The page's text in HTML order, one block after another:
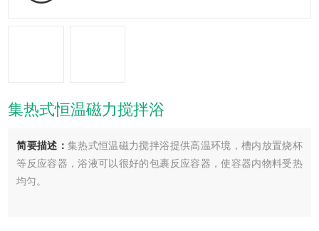
集热式恒温磁力搅拌浴
简要描述： 集热式恒温磁力搅拌浴提供高温环境，槽内放置烧杯
等反应容器，浴液可以很好的包裹反应容器，使容器内物料受热
均匀。